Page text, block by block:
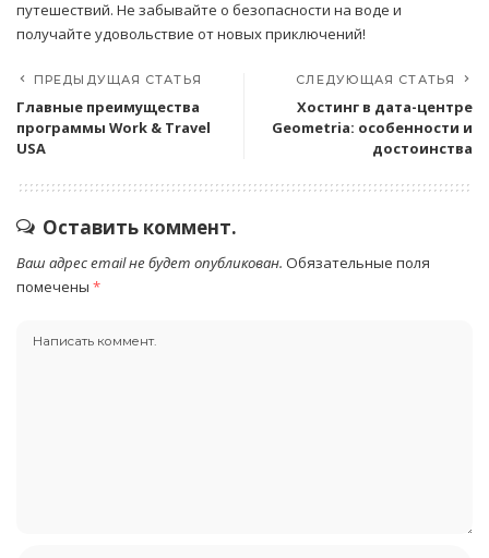
путешествий. Не забывайте о безопасности на воде и
получайте удовольствие от новых приключений!
ПРЕДЫДУЩАЯ СТАТЬЯ
Главные преимущества
программы Work & Travel
USA
СЛЕДУЮЩАЯ СТАТЬЯ
Хостинг в дата-центре
Geometria: особенности и
достоинства
Оставить коммент.
Ваш адрес email не будет опубликован. Обязательные поля
помечены *